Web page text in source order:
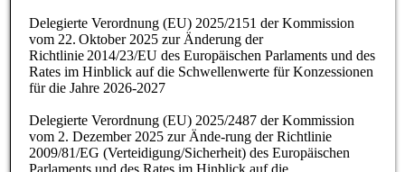
Delegierte Verordnung (EU) 2025/2151 der Kommission
vom 22. Oktober 2025 zur Änderung der
Richtlinie 2014/23/EU des Europäischen Parlaments und des
Rates im Hinblick auf die Schwellenwerte für Konzessionen
für die Jahre 2026-2027
Delegierte Verordnung (EU) 2025/2487 der Kommission
vom 2. Dezember 2025 zur Ände-rung der Richtlinie
2009/81/EG (Verteidigung/Sicherheit) des Europäischen
Parlaments und des Rates im Hinblick auf die